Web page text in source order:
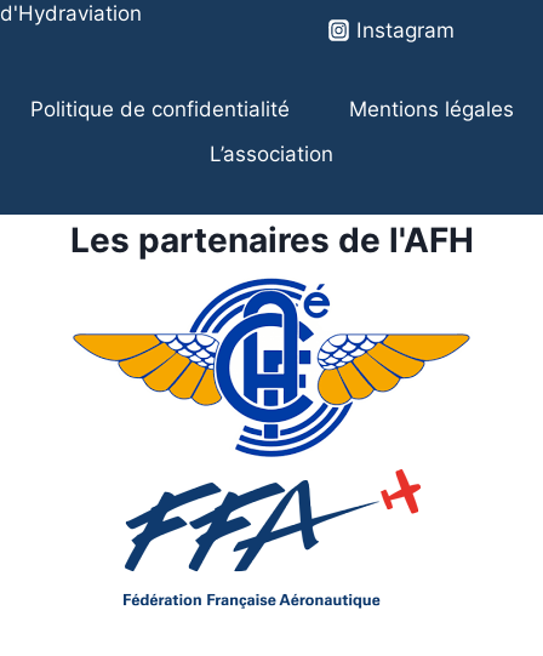
d'Hydraviation
Instagram
Politique de confidentialité
Mentions légales
L’association
Les partenaires de l'AFH